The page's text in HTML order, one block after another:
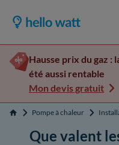
Hausse prix du gaz :
été aussi rentable
Mon devis gratuit
Accueil Pompe à chaleur
Que valent